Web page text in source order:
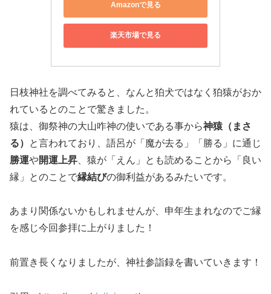
Amazonで見る
楽天市場で見る
日枝神社を調べてみると、なんと狛犬ではなく狛猿がおか
れているとのことで驚きました。
猿は、御祭神の大山咋神の使いである事から神猿（まさ
る）
と言われており、語呂が「魔が去る」「勝る」に通じ
勝運や開運上昇 、猿が「えん」とも読めることから「良い
縁」とのことで縁結びの御利益があるみたいです。
あまり関係ないかもしれませんが、申年生まれなのでご縁
を感じ今回参拝に上がりました！
前置き長くなりましたが、神社参詣録を書いていきます！